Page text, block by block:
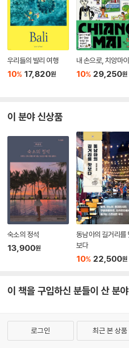
CITY 03달랏
달랏으로 이동하기 & 시내 교통
달랏 추천 코스
상세 지도
추천 스폿
[REAL GUIDE]
푸꾸옥으로 이동하기 & 시내 교통
상세 지도
추천 스폿
[REAL GUIDE]
혼똔섬 알차게 즐기기
푸꾸옥 특산물 탐방
PART 05즐겁고 설레는 여행 준비하기
여행 준비 & 출국
호치민 구역별 숙소 특징 & 추천 숙소
베트남 남부 숙소 특징 & 추천 숙소
그랩 사용 방법
INDEX
든 베트남 음식이 모인 미식의 천국이다. 혹
도 걱정은 그만. 경제, 물류 허브답게 한식
이 즐비해 취향에 따라 고르면 된다. 『리얼 호
각종 방송에 출연한 유명 맛집은 기본이고,
작가가 직접 방문하고 수집한 정보를 엄선
트 식당만 추천했다. 머리 아픈 식당 선정은
께라면 근심 없이 ‘먹부림’ 시간을 즐기기
지역 개념과 여행 동선을 한눈에 파악하는 맵
앱과 웹을 활용해 스마트하게 여행하는 법
QR 코드를 스캔하면 자동으로 손에 넣는
방심하지 말고 철저하게, 개인 방역을 위
우리들의 발리 여행
10% 17,820원
내 손으로, 치앙마이
10% 29,250원
이 분야 신상품
숙소의 정석
13,900원
동남아의 길거리를
보다
10% 22,500원
이 책을 구입하신 분들이 산 분
로그인 최근 본 상품